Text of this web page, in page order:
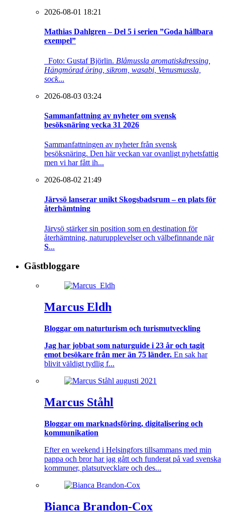
2026-08-01 18:21
Mathias Dahlgren – Del 5 i serien ”Goda hållbara
exempel”
Foto: Gustaf Björlin. Blåmussla aromatiskdressing,
Hängmörad öring, sikrom, wasabi, Venusmussla,
sock...
2026-08-03 03:24
Sammanfattning av nyheter om svensk
besöksnäring vecka 31 2026
Sammanfattningen av nyheter från svensk
besöksnäring. Den här veckan var ovanligt nyhetsfattig
men vi har fått ih...
2026-08-02 21:49
Järvsö lanserar unikt Skogsbadsrum – en plats för
återhämtning
Järvsö stärker sin position som en destination för
återhämtning, naturupplevelser och välbefinnande när
S...
Gästbloggare
Marcus Eldh
Bloggar om naturturism och turismutveckling
Jag har jobbat som naturguide i 23 år och tagit
emot besökare från mer än 75 länder. En sak har
blivit väldigt tydlig f...
Marcus Ståhl
Bloggar om marknadsföring, digitalisering och
kommunikation
Efter en weekend i Helsingfors tillsammans med min
pappa och bror har jag gått och funderat på vad svenska
kommuner, platsutvecklare och des...
Bianca Brandon-Cox